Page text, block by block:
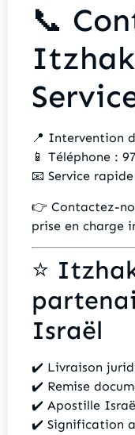
📞
📍 Intervention
📱 Téléphone :
📧 Service
👉 Contactez-
prise en charge
⭐
Israël
✔️ Livraison
✔️ Remise
✔️ Apostille
✔️ Signification